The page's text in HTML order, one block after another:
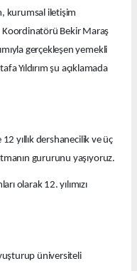
kurumsal iletişim
Bekir Maraş
gerçekleşen yemekli
Yıldırım şu açıklamada
yıllık dershanecilik ve üç
gururunu yaşıyoruz.
olarak 12. yılımızı
üniversiteli